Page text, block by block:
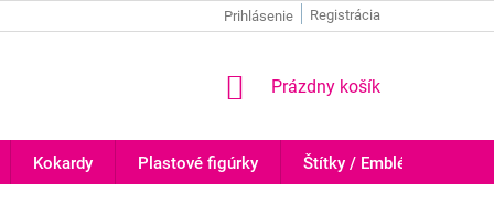
Registrácia
Prihlásenie
NÁKUPNÝ
Prázdny košík
Kokardy Plastové figúrky Štítky / Emblémy